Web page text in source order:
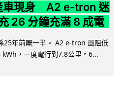
車現身 A2 e-tron 迷
26 分鐘充滿 8 成電
25年前嘅一半。 A2 e-tron 風阻低
，一度電行到7.8公里。6...